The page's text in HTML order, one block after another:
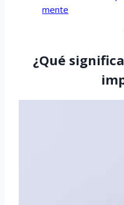
mente
¿Qué